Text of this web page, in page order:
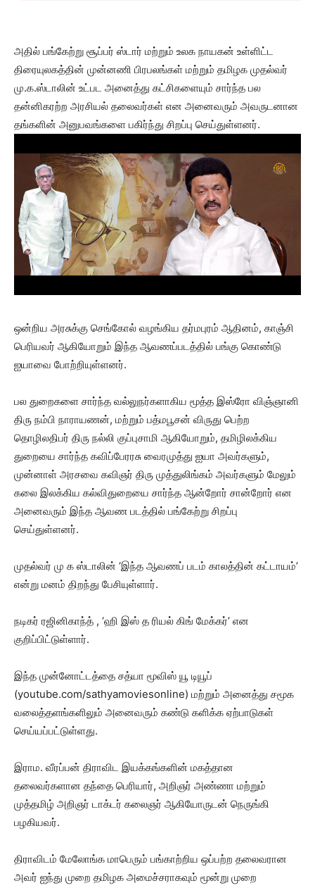
அதில் பங்கேற்று சூப்பர் ஸ்டார் மற்றும் உலக நாயகன் உள்ளிட்ட
திரையுலகத்தின் முன்னணி பிரபலங்கள் மற்றும் தமிழக முதல்வர்
மு.க.ஸ்டாலின் உட்பட அனைத்து கட்சிகளையும் சார்ந்த பல
தன்னிகரற்ற அரசியல் தலைவர்கள் என அனைவரும் அவருடனான
தங்களின் அனுபவங்களை பகிர்ந்து சிறப்பு செய்துள்ளனர்.
ஒன்றிய அரசுக்கு செங்கோல் வழங்கிய தர்மபுரம் ஆதினம், காஞ்சி
பெரியவர் ஆகியோறும் இந்த ஆவணப்படத்தில் பங்கு கொண்டு
ஐயாவை போற்றியுள்ளனர்.
பல துறைகளை சார்ந்த வல்லுநர்களாகிய மூத்த இஸ்ரோ விஞ்ஞானி
திரு நம்பி நாராயணன், மற்றும் பத்மபூசன் விருது பெற்ற
தொழிலதிபர் திரு நல்லி குப்புசாமி ஆகியோறும், தமிழிலக்கிய
துறையை சார்ந்த கவிப்பேரரசு வைரமுத்து ஐயா அவர்களும்,
முன்னாள் அரசவை கவிஞர் திரு முத்துலிங்கம் அவர்களும் மேலும்
கலை இலக்கிய கல்விதுறையை சார்ந்த ஆன்றோர் சான்றோர் என
அனைவரும் இந்த ஆவண படத்தில் பங்கேற்று சிறப்பு
செய்துள்ளனர்.
முதல்வர் மு க ஸ்டாலின் ‘இந்த ஆவணப் படம் காலத்தின் கட்டாயம்’
என்று மனம் திறந்து பேசியுள்ளார்.
நடிகர் ரஜினிகாந்த் , ‘ஹி இஸ் த ரியல் கிங் மேக்கர்’ என
குறிப்பிட்டுள்ளார்.
இந்த முன்னோட்டத்தை சத்யா மூவிஸ் யூ டியூப்
(youtube.com/sathyamoviesonline) மற்றும் அனைத்து சமூக
வலைத்தளங்களிலும் அனைவரும் கண்டு களிக்க ஏற்பாடுகள்
செய்யப்பட்டுள்ளது.
இராம. வீரப்பன் திராவிட இயக்கங்களின் மகத்தான
தலைவர்களான தந்தை பெரியார், அறிஞர் அண்ணா மற்றும்
முத்தமிழ் அறிஞர் டாக்டர் கலைஞர் ஆகியோருடன் நெருங்கி
பழகியவர்.
திராவிடம் மேலோங்க மாபெரும் பங்காற்றிய ஒப்பற்ற தலைவரான
அவர் ஐந்து முறை தமிழக அமைச்சராகவும் மூன்று முறை